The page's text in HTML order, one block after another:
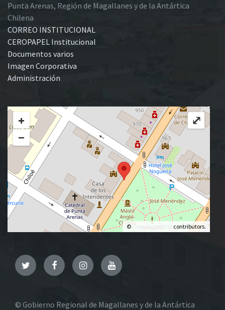
Punta Arenas, Región de Magallanes y de la Antártica
Chilena
CORREO INSTITUCIONAL
CEROPAPEL Institucional
Documentos varios
Imagen Corporativa
Administración
+
−
© OpenStreetMap contributors.
⤢
TwitterFacebookInstagramYouTube
© Gobierno Regional de Magallanes y de la Antártica